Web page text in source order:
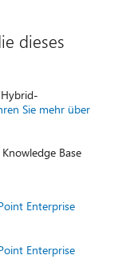
dieses
Sie mehr über
Base
Enterprise
Enterprise